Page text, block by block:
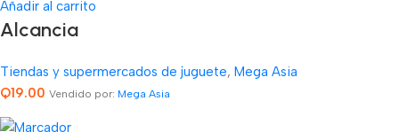
Añadir al carrito
Alcancia
Tiendas y supermercados de juguete, Mega Asia
Q19.00 Vendido por: Mega Asia